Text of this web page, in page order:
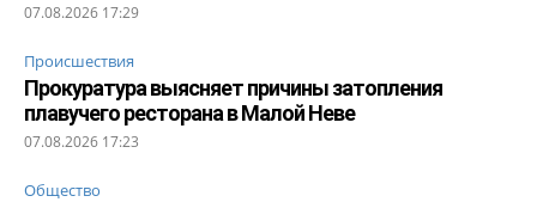
07.08.2026 17:29
Происшествия
Прокуратура выясняет причины затопления
плавучего ресторана в Малой Неве
07.08.2026 17:23
Общество